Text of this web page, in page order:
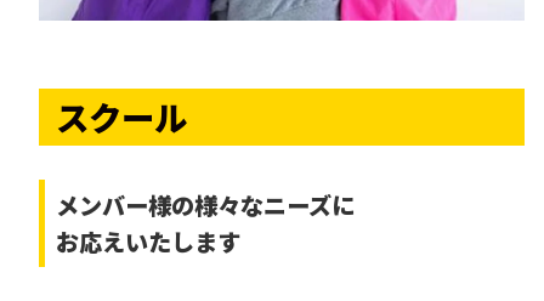
スクール
メンバー様の様々なニーズに
お応えいたします